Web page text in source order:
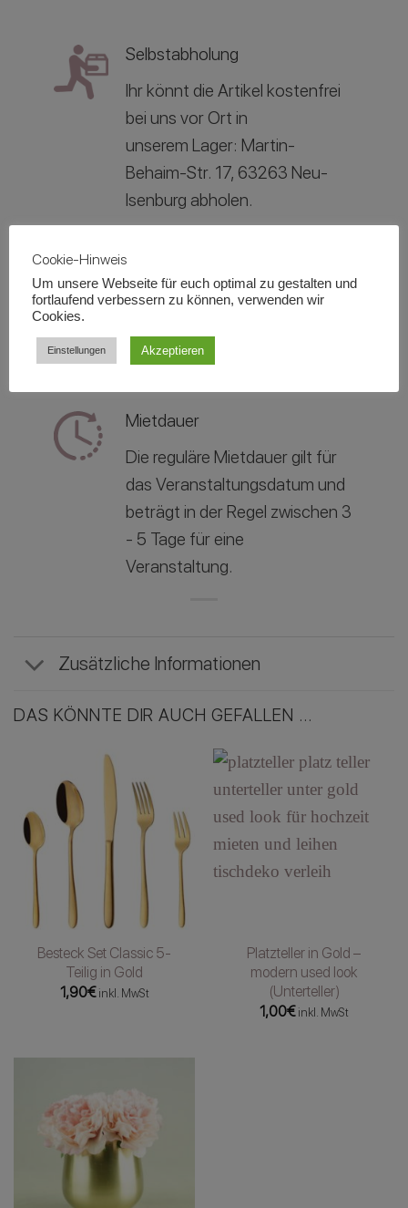
Selbstabholung
Ihr könnt die Artikel kostenfrei
bei uns vor Ort in
unserem Lager: Martin-
Behaim-Str. 17, 63263 Neu-
Isenburg abholen.
Lieferung
Die Kosten für die Lieferung
unverbindlichen Angebot mit.
Mietdauer
Die reguläre Mietdauer gilt für
das Veranstaltungsdatum und
beträgt in der Regel zwischen 3
- 5 Tage für eine
Veranstaltung.
Zusätzliche Informationen
DAS KÖNNTE DIR AUCH GEFALLEN …
Besteck Set Classic 5-
Teilig in Gold
1,90€ inkl. MwSt
Platzteller in Gold –
modern used look
(Unterteller)
1,00€ inkl. MwSt
Cookie-Hinweis
Um unsere Webseite für euch optimal zu gestalten und
fortlaufend verbessern zu können, verwenden wir
Cookies.
Einstellungen Akzeptieren